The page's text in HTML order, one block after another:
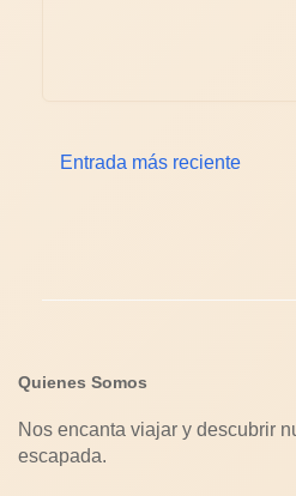
Entrada más reciente
Quienes Somos
Nos encanta viajar y descubrir
escapada.